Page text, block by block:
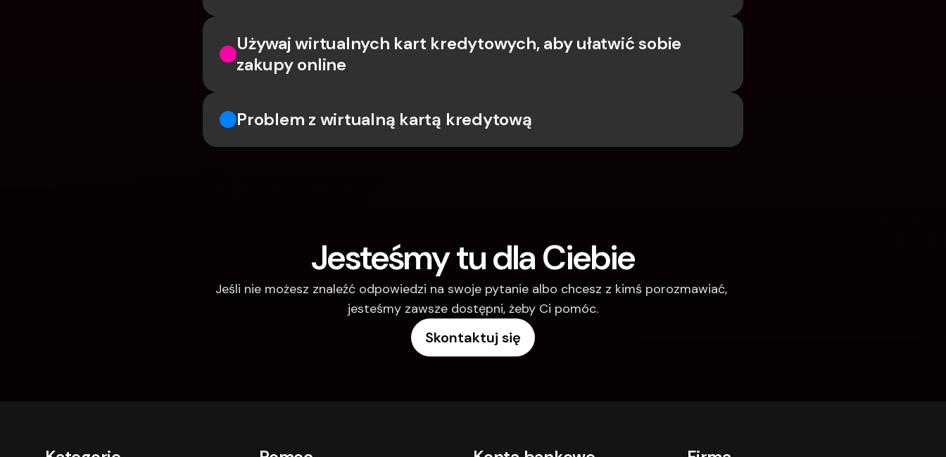
Używaj wirtualnych kart kredytowych, aby ułatwić sobie
zakupy online
Problem z wirtualną kartą kredytową
Jesteśmy tu dla Ciebie
Jeśli nie możesz znaleźć odpowiedzi na swoje pytanie albo chcesz z kimś porozmawiać,
jesteśmy zawsze dostępni, żeby Ci pomóc.
Skontaktuj się